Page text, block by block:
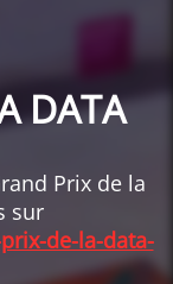
DATA
Prix de la
sur
de-la-data-